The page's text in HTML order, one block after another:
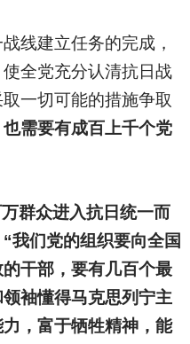
线建立任务的完成，
全党充分认清抗日战
一切可能的措施争取
也需要有成百上千个党
群众进入抗日统一而
我们党的组织要向全国
干部，要有几百个最
袖懂得马克思列宁主
，富于牺牲精神，能